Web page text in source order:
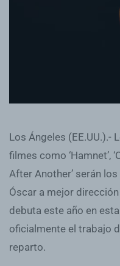
Los Ángeles (EE.UU.).-
filmes como ‘Hamnet’,
After Another’ serán
Óscar a mejor
debuta este año en
oficialmente el trabajo
reparto.